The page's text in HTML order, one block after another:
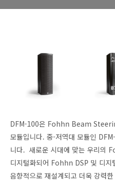
DFM-100은 Fohhn Beam
모듈입니다. 중-저역대 모듈인
니다. 새로운 시대에 맞는 우리의
디지털화되어 Fohhn DSP 및 디지
음향적으로 재설계되고 더욱 강력